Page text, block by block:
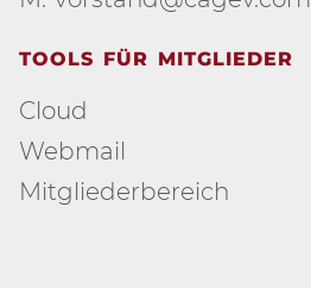
TOOLS FÜR MITGLIEDER
Cloud
Webmail
Mitgliederbereich